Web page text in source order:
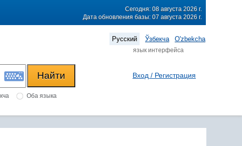
Сегодня: 08 августа 2026 г.
Дата обновления базы: 07 августа 2026 г.
Русский Ўзбекча O'zbekcha
язык интерфейса
Оба языка
Вход / Регистрация